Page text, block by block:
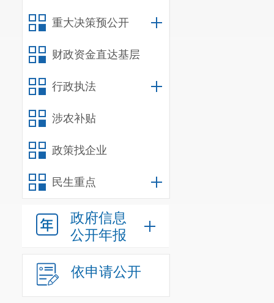
重大决策预公开
财政资金直达基层
行政执法
涉农补贴
政策找企业
民生重点
政府信息
公开年报
依申请公开